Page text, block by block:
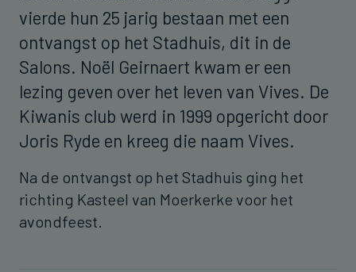
vierde hun 25 jarig bestaan met een
ontvangst op het Stadhuis, dit in de
Salons. Noël Geirnaert kwam er een
lezing geven over het leven van Vives. De
Kiwanis club werd in 1999 opgericht door
Joris Ryde en kreeg die naam Vives.
Na de ontvangst op het Stadhuis ging het
richting Kasteel van Moerkerke voor het
avondfeest.